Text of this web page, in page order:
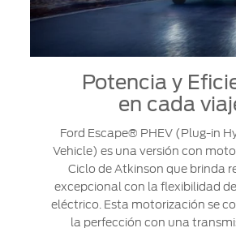
Potencia y
en cada
Ford Escape® PHEV (Plug-in
Vehicle) es una versión con
Ciclo de Atkinson que brinda
excepcional con la flexibilidad
eléctrico. Esta motorización se
la perfección con una